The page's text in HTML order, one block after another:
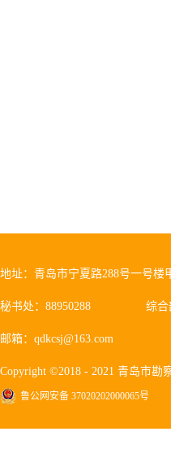
地址：青岛市宁夏路288号一号楼
秘书处：88950288 综合
邮箱：qdkcsj@163.com
Copyright ©2018 - 2021 青岛市勘
鲁公网安备 37020202000065号